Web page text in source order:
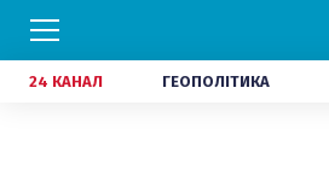
24 КАНАЛ ГЕОПОЛІТИКА